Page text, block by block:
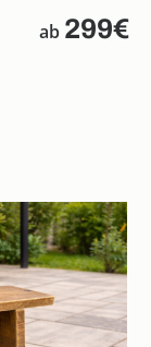
ab 299€